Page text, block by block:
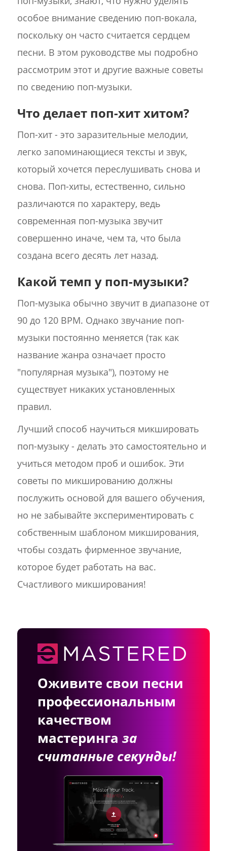
особое внимание сведению поп-вокала,
поскольку он часто считается сердцем
песни. В этом руководстве мы подробно
рассмотрим этот и другие важные советы
по сведению поп-музыки.
Что делает поп-хит хитом?
Поп-хит - это заразительные мелодии,
легко запоминающиеся тексты и звук,
который хочется переслушивать снова и
снова. Поп-хиты, естественно, сильно
различаются по характеру, ведь
современная поп-музыка звучит
совершенно иначе, чем та, что была
создана всего десять лет назад.
Какой темп у поп-музыки?
Поп-музыка обычно звучит в диапазоне от
90 до 120 BPM. Однако звучание поп-
музыки постоянно меняется (так как
название жанра означает просто
"популярная музыка"), поэтому не
существует никаких установленных
правил.
Лучший способ научиться микшировать
поп-музыку - делать это самостоятельно и
учиться методом проб и ошибок. Эти
советы по микшированию должны
послужить основой для вашего обучения,
но не забывайте экспериментировать с
собственным шаблоном микширования,
чтобы создать фирменное звучание,
которое будет работать на вас.
Счастливого микширования!
Оживите свои песни
профессиональным
качеством
мастеринга за
считанные секунды!